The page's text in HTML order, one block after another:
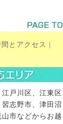
とアクセス |
戸川区、江東区
志野市、津田沼
市などからお越